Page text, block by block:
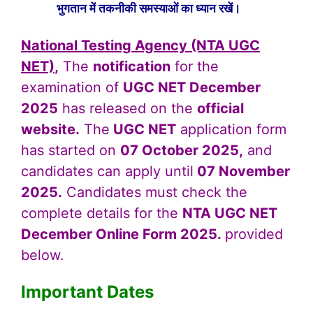
भुगतान में तकनीकी समस्याओं का ध्यान रखें।
National Testing Agency (NTA UGC
NET), The notification for the
examination of UGC NET December
2025 has released on the official
website. The UGC NET application form
has started on 07 October 2025, and
candidates can apply until 07 November
2025. Candidates must check the
complete details for the NTA UGC NET
December Online Form 2025. provided
below.
Important Dates